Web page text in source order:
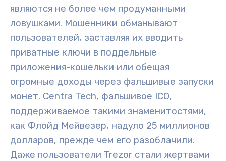
являются не более чем продуманными
ловушками. Мошенники обманывают
пользователей, заставляя их вводить
приватные ключи в поддельные
приложения-кошельки или обещая
огромные доходы через фальшивые запуски
монет. Centra Tech, фальшивое ICO,
поддерживаемое такими знаменитостями,
как Флойд Мейвезер, надуло 25 миллионов
долларов, прежде чем его разоблачили.
Даже пользователи Trezor стали жертвами